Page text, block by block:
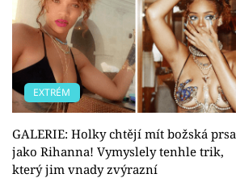
EXTRÉM
GALERIE: Holky chtějí mít božská prsa
jako Rihanna! Vymyslely tenhle trik,
který jim vnady zvýrazní